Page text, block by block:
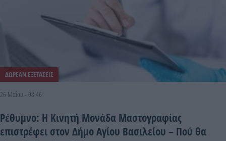
ΔΩΡΕΑΝ ΕΞΕΤΑΣΕΙΣ
26 Μαΐου - 08:46
Ρέθυμνο: Η Κινητή Μονάδα Μαστογραφίας
επιστρέφει στον Δήμο Αγίου Βασιλείου – Πού θα